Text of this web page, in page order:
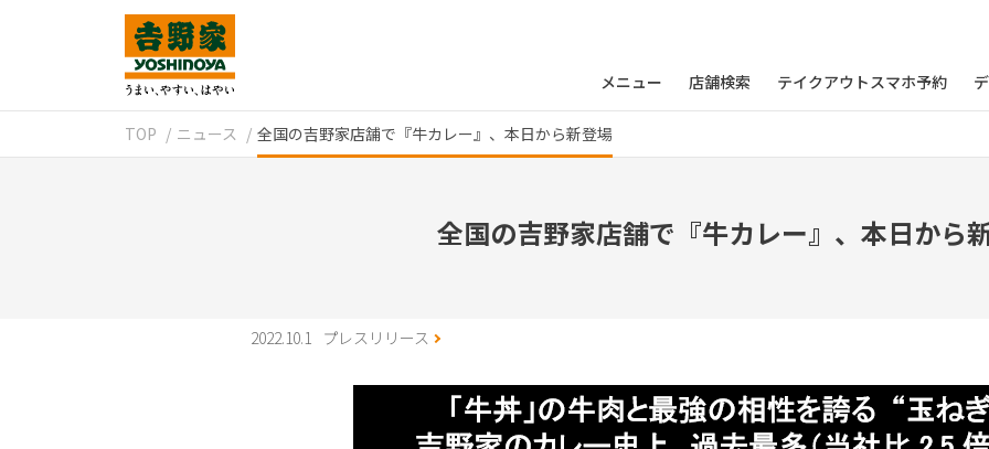
メニュー 店舗検索 テイクアウトスマホ予約
TOP ニュース 全国の吉野家店舗で『牛カレー』、本日から新登場
全国の吉野家店舗で『牛カレー』、本日から
2022.10.1 プレスリリース